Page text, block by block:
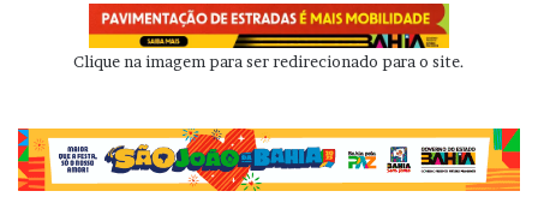
Clique na imagem para ser redirecionado para o site.